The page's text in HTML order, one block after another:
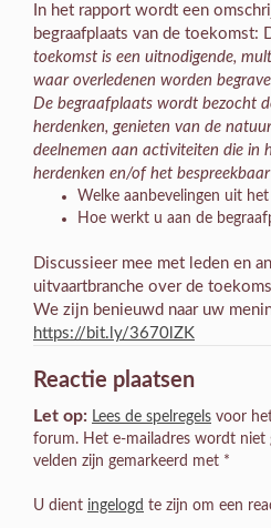
In het rapport wordt een
begraafplaats van de toekomst:
toekomst is een uitnodigende,
waar overledenen worden
De begraafplaats wordt bezocht
herdenken, genieten van de
deelnemen aan activiteiten die in
herdenken en/of het
Welke aanbevelingen uit
Hoe werkt u aan de
Discussieer mee met leden en
uitvaartbranche over de
We zijn benieuwd naar uw
https://bit.ly/3670lZK
Reactie plaatsen
Let op: Lees de spelregels voor
forum. Het e-mailadres wordt niet
velden zijn gemarkeerd met *
U dient ingelogd te zijn om een